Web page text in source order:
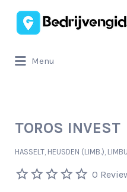
Zoek
naar:
Menu
naar:
TOROS INVEST
HASSELT, HEUSDEN (LIMB.),
0